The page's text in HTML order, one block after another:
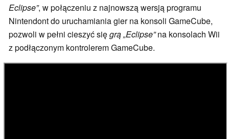
Eclipse”, w połączeniu z najnowszą wersją programu
Nintendont do uruchamiania gier na konsoli GameCube,
pozwoli w pełni cieszyć sięgrą „Eclipse”na konsolach Wii
z podłączonym kontrolerem GameCube.